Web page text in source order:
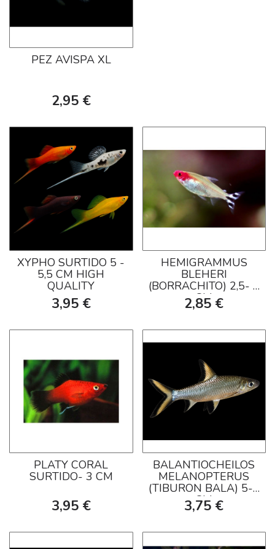
PEZ AVISPA XL
2,95 €
XYPHO SURTIDO 5 -
5,5 CM HIGH
QUALITY
3,95 €
HEMIGRAMMUS
BLEHERI
(BORRACHITO) 2,5- 3
CM
2,85 €
PLATY CORAL
SURTIDO- 3 CM
3,95 €
BALANTIOCHEILOS
MELANOPTERUS
(TIBURON BALA) 5-6
CM
3,75 €